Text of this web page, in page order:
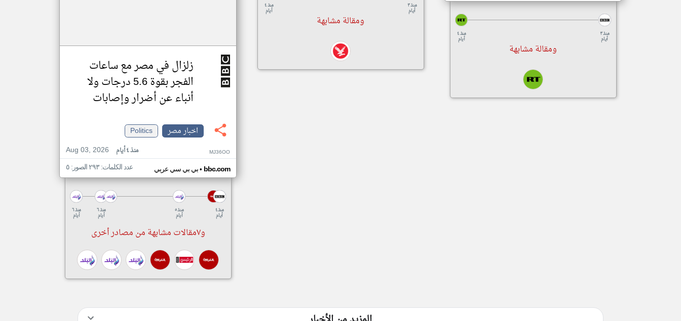
منذ ٤
أيام
منذ ٣
أيام
ومقالة مشابهة
منذ ٤
أيام
منذ ٣
أيام
ومقالة مشابهة
Aug 03, 2026
منذ ٤ أيام MJ36OO
بي بي سي عربي عدد الكلمات: ٢٩٣ الصور: ٥
منذ ٥
أيام
منذ ٤
أيام
و٧مقالات مشابهة من مصادر أخرى